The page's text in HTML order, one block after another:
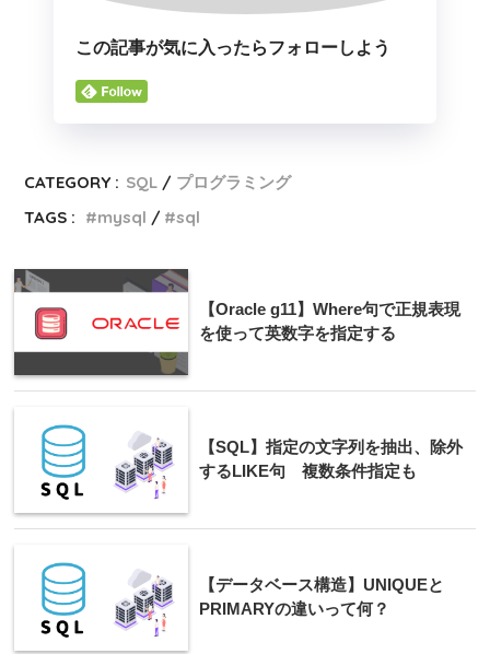
この記事が気に入ったらフォローしよう
CATEGORY : SQL
プログラミング
TAGS :
mysql sql
【Oracle g11】Where句で正規表現
を使って英数字を指定する
【SQL】指定の文字列を抽出、除外
するLIKE句 複数条件指定も
【データベース構造】UNIQUEと
PRIMARYの違いって何？